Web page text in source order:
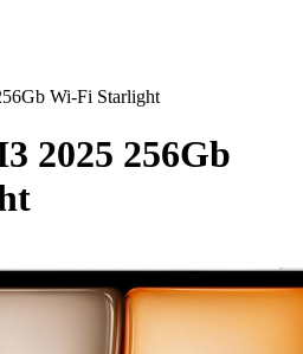
Wi-Fi Starlight
2025 256Gb